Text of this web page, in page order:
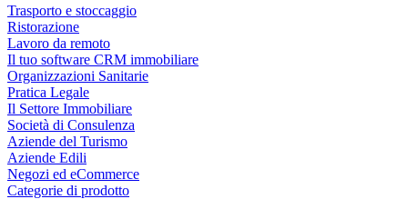
Trasporto e stoccaggio
Ristorazione
Lavoro da remoto
Il tuo software CRM immobiliare
Organizzazioni Sanitarie
Pratica Legale
Il Settore Immobiliare
Società di Consulenza
Aziende del Turismo
Aziende Edili
Negozi ed eCommerce
Categorie di prodotto